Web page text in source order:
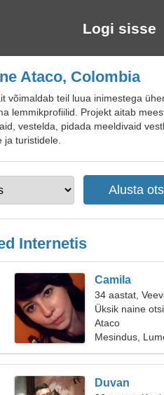
Logi sisse
Ataco, Colombia
võimaldab teil luua inimestega
lemmikprofiilid. Projekt aitab
vestelda, pidada meeldivaid
turistidele.
Internetis
Camila
34 aastat,
Üksik naine
Ataco
Mesindus,
Duvan